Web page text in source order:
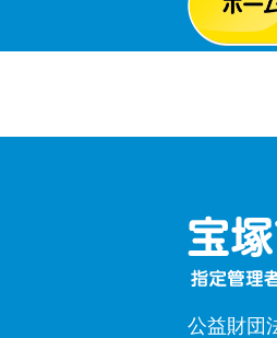
公益財団